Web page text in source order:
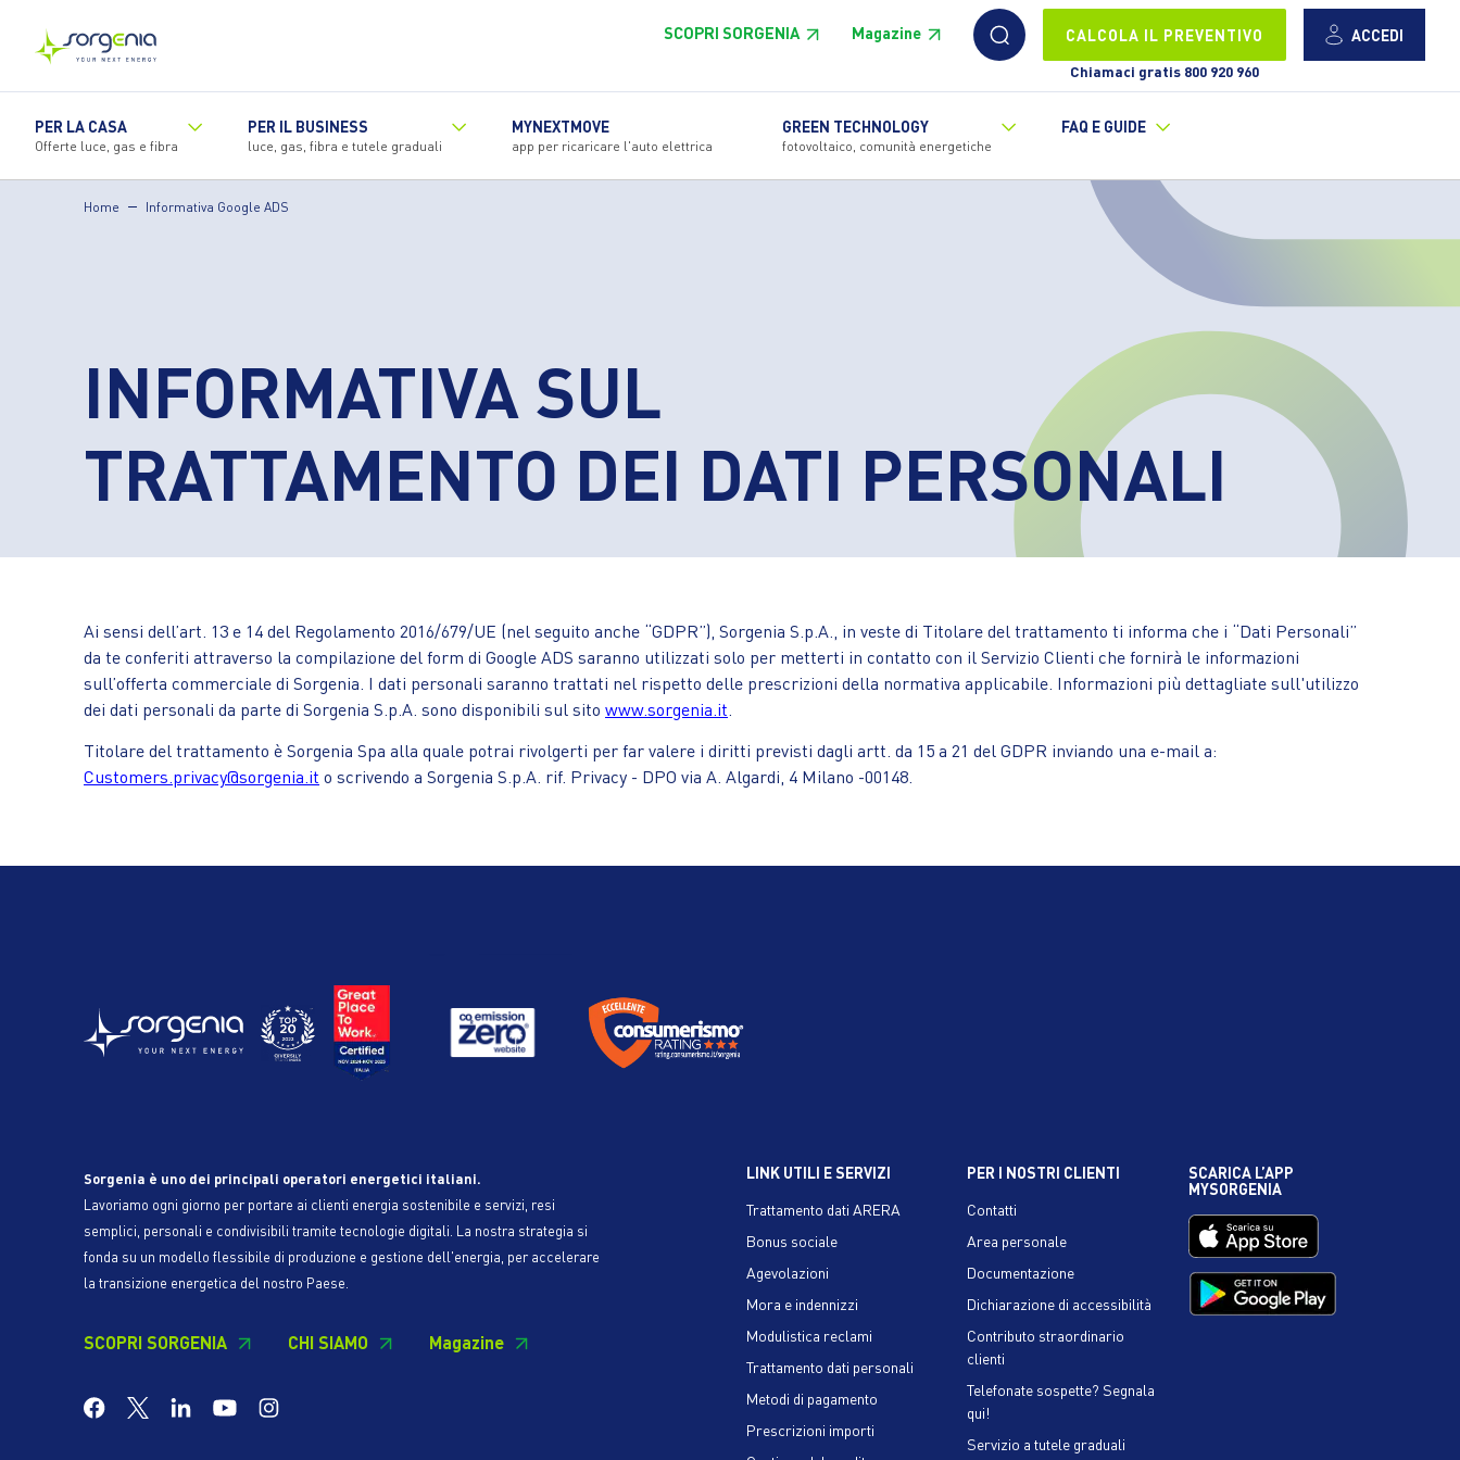
contenuto
principale
SCOPRI SORGENIA Magazine CALCOLA IL PREVENTIVO
Chiamaci gratis 800 920 960
ACCEDI
PER LA CASA
Offerte luce, gas e fibra
PER IL BUSINESS
luce, gas, fibra e tutele graduali
MYNEXTMOVE
app per ricaricare l'auto elettrica
GREEN TECHNOLOGY
fotovoltaico, comunità energetiche
FAQ E GUIDE
Home Informativa Google ADS
INFORMATIVA SUL
TRATTAMENTO DEI DATI PERSONALI
Ai sensi dell’art. 13 e 14 del Regolamento 2016/679/UE (nel seguito anche “GDPR”), Sorgenia S.p.A., in veste di Titolare del trattamento ti informa che i “Dati Personali”
da te conferiti attraverso la compilazione del form di Google ADS saranno utilizzati solo per metterti in contatto con il Servizio Clienti che fornirà le informazioni
sull’offerta commerciale di Sorgenia. I dati personali saranno trattati nel rispetto delle prescrizioni della normativa applicabile. Informazioni più dettagliate sull'utilizzo
dei dati personali da parte di Sorgenia S.p.A. sono disponibili sul sito www.sorgenia.it
Titolare del trattamento è Sorgenia Spa alla quale potrai rivolgerti per far valere i diritti previsti dagli artt. da 15 a 21 del GDPR inviando una e-mail a:
Customers.privacy@sorgenia.it o scrivendo a Sorgenia S.p.A. rif. Privacy - DPO via A. Algardi, 4 Milano -00148.
Sorgenia è uno dei principali operatori energetici italiani.
Lavoriamo ogni giorno per portare ai clienti energia sostenibile e servizi, resi
semplici, personali e condivisibili tramite tecnologie digitali. La nostra strategia si
fonda su un modello flessibile di produzione e gestione dell'energia, per accelerare
la transizione energetica del nostro Paese.
SCOPRI SORGENIA CHI SIAMO Magazine
LINK UTILI E SERVIZI
Trattamento dati ARERA
Bonus sociale
Agevolazioni
Mora e indennizzi
Modulistica reclami
Trattamento dati personali
Metodi di pagamento
Prescrizioni importi
PER I NOSTRI CLIENTI
Contatti
Area personale
Documentazione
Dichiarazione di accessibilità
Contributo straordinario
clienti
Telefonate sospette? Segnala
qui!
Servizio a tutele graduali
SCARICA L’APP
MYSORGENIA